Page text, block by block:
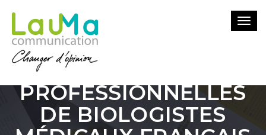
LES ORGANISATIONS
PROFESSIONNELLES
DE BIOLOGISTES